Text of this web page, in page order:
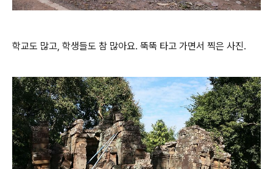
학교도 많고, 학생들도 참 많아요. 뚝뚝 타고 가면서 찍은 사진.